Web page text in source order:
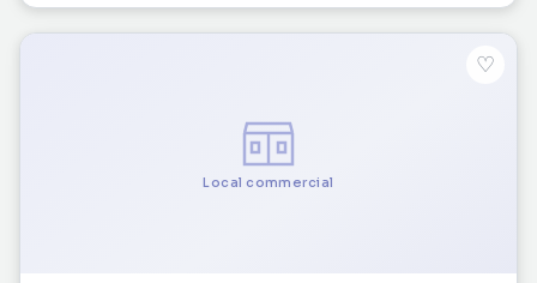
Local commercial
♡